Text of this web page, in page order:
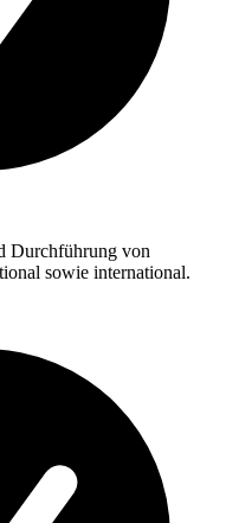
Durchführung von
sowie international.